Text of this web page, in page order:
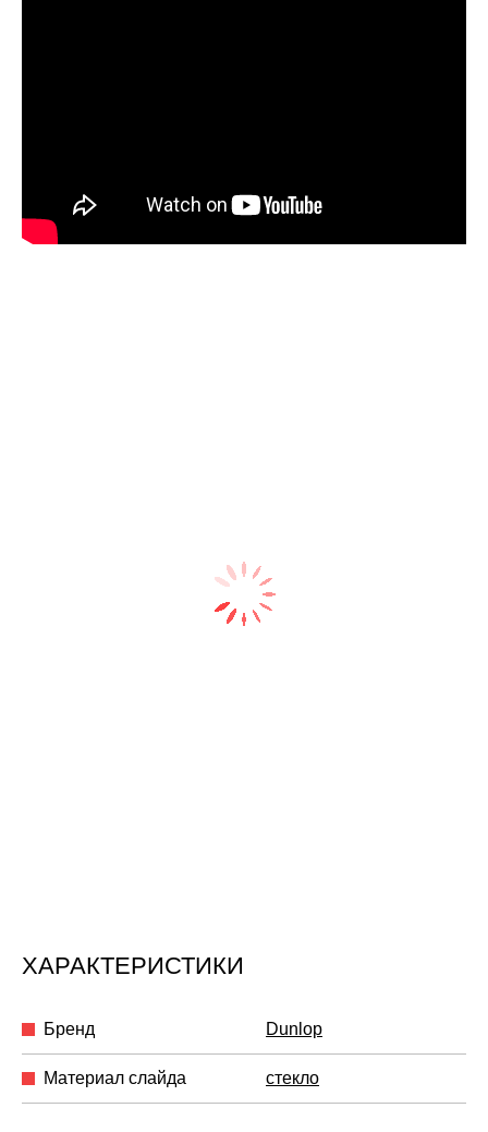
ХАРАКТЕРИСТИКИ
Бренд Dunlop
Материал слайда стекло